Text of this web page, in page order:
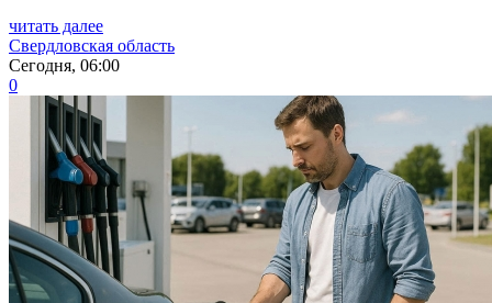
читать далее
Свердловская область
Сегодня, 06:00
0